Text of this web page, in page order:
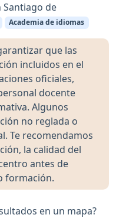
de
Academia de idiomas
que las
incluidos en el
oficiales,
docente
Algunos
no reglada o
Te recomendamos
la calidad del
antes de
formación.
en un mapa?